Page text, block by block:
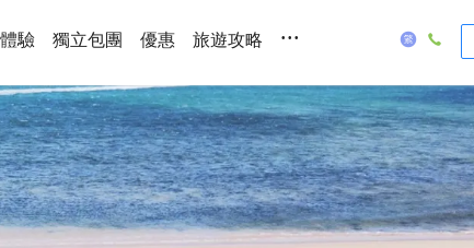
驗 獨立包團 優惠 旅遊攻略 ...